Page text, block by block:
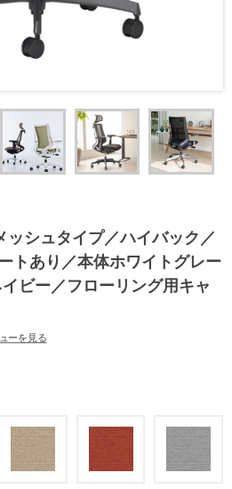
シュタイプ／ハイバック／
トあり／本体ホワイトグレー
ビー／フローリング用キャ
ーを見る